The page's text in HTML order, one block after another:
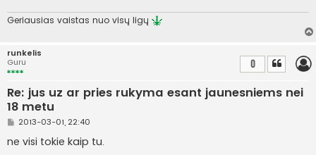
Geriausias vaistas nuo visų ligų
runkelis
Guru
Re: jus uz ar pries rukyma esant jaunesniems nei
18 metu
0
S
a
n
2013-03-01, 22:40
ne visi tokie kaip tu.